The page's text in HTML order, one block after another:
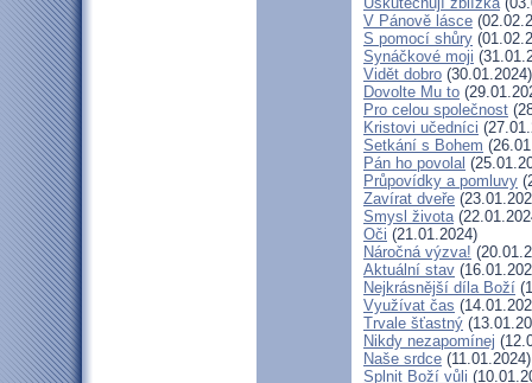
V Pánově lásce
S pomocí shůry
Synáčkové moji
Vidět dobro (30.01.2024)
Dovolte Mu to
Pro celou společnost
Kristovi učedníci
Setkání s Bohem
Pán ho povolal
Průpovídky a pomluvy
Zavírat dveře
Smysl života
Oči (21.01.2024)
Náročná výzva!
Aktuální stav
Nejkrásnější díla Boží
Využívat čas
Trvale šťastný
Nikdy nezapomínej
Naše srdce (11.01.2024)
Splnit Boží vůli